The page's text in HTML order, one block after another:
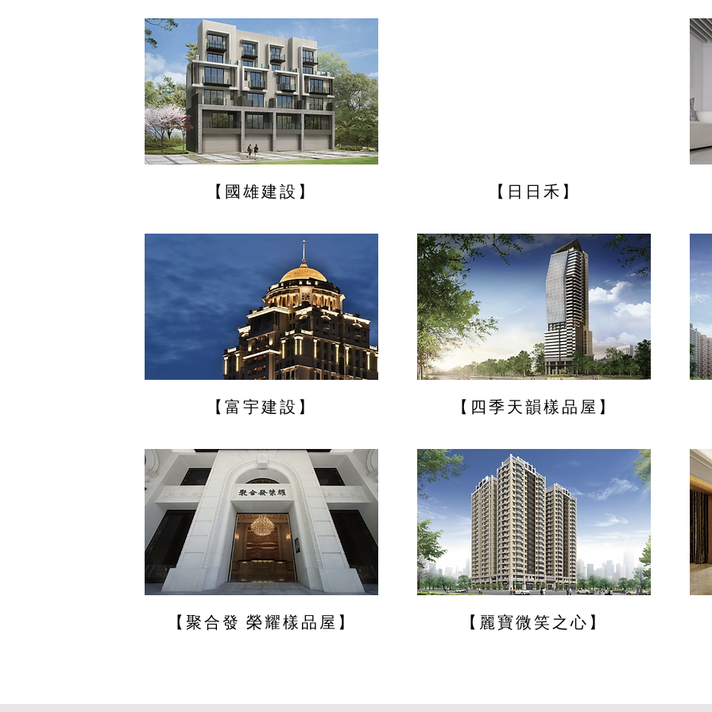
【國雄建設】
【富宇建設】
【聚合發 榮耀樣品屋】
【日日禾】
【四季天韻樣品屋】
【麗寶微笑之心】